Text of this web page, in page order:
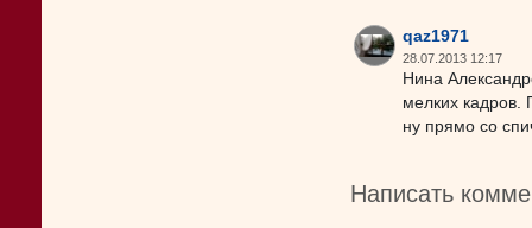
qaz1971
28.07.2013 12:17
Нина
мелких
ну прямо со
Написать